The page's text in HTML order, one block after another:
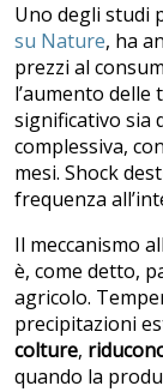
Uno degli studi
su Nature, ha
prezzi al
l’aumento
significativo sia
complessiva,
mesi. Shock
frequenza
Il meccanismo
è, come detto,
agricolo.
precipitazioni
colture,
quando la